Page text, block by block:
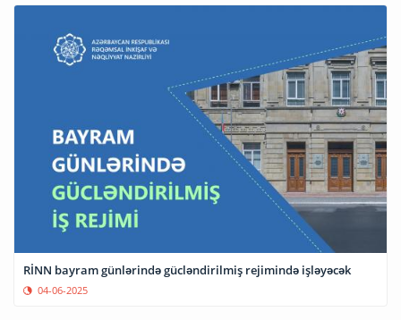
RİNN bayram günlərində gücləndirilmiş rejimində işləyəcək
04-06-2025